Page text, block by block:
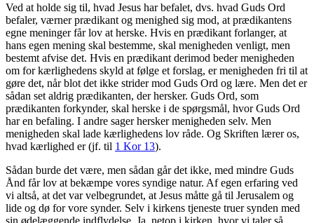
Ved at holde sig til, hvad Jesus har befalet, dvs. hvad Guds Ord
befaler, værner prædikant og menighed sig mod, at prædikantens
egne meninger får lov at herske. Hvis en prædikant forlanger, at
hans egen mening skal bestemme, skal menigheden venligt, men
bestemt afvise det. Hvis en prædikant derimod beder menigheden
om for kærlighedens skyld at følge et forslag, er menigheden fri til at
gøre det, når blot det ikke strider mod Guds Ord og lære. Men det er
sådan set aldrig prædikanten, der hersker. Guds Ord, som
prædikanten forkynder, skal herske i de spørgsmål, hvor Guds Ord
har en befaling. I andre sager hersker menigheden selv. Men
menigheden skal lade kærlighedens lov råde. Og Skriften lærer os,
hvad kærlighed er (jf. til 1 Kor 13).
Sådan burde det være, men sådan går det ikke, med mindre Guds
Ånd får lov at bekæmpe vores syndige natur. Af egen erfaring ved
vi altså, at det var velbegrundet, at Jesus måtte gå til Jerusalem og
lide og dø for vore synder. Selv i kirkens tjeneste truer synden med
sin ødelæggende indflydelse. Ja, netop i kirken, hvor vi taler så